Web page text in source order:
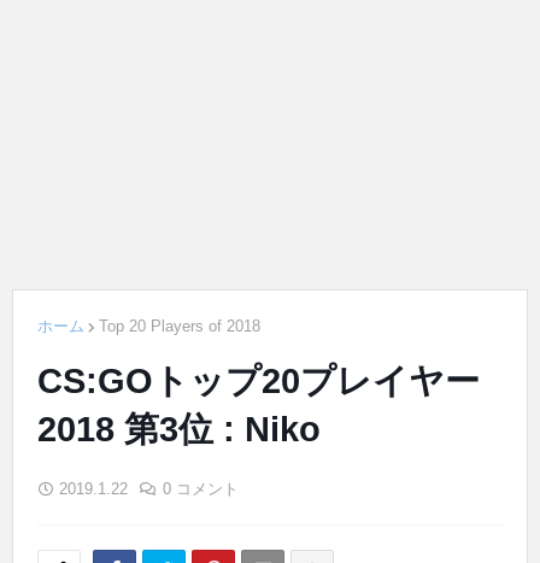
ホーム Top 20 Players of 2018
CS:GOトップ20プレイヤー
2018 第3位 : Niko
2019.1.22 0 コメント